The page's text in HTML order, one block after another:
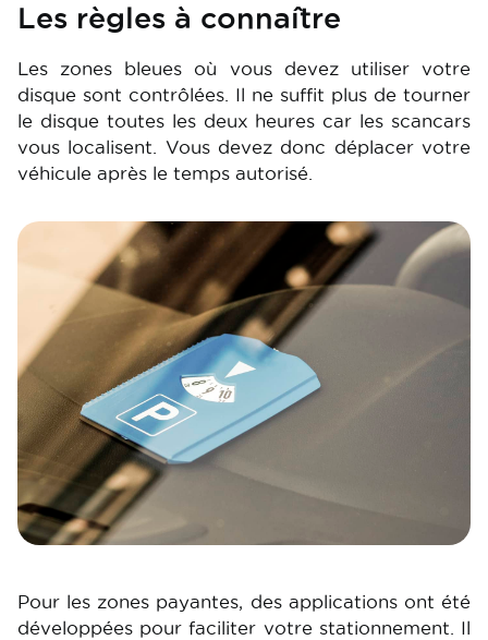
Les règles à connaître
Les zones bleues où vous devez utiliser votre
disque sont contrôlées. Il ne suffit plus de tourner
le disque toutes les deux heures car les scancars
vous localisent. Vous devez donc déplacer votre
véhicule après le temps autorisé.
Image
Pour les zones payantes, des applications ont été
développées pour faciliter votre stationnement. Il